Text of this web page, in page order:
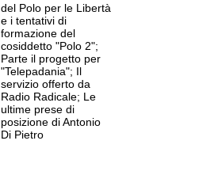
del Polo per le Libertà
e i tentativi di
formazione del
cosiddetto "Polo 2";
Parte il progetto per
"Telepadania"; Il
servizio offerto da
Radio Radicale; Le
ultime prese di
posizione di Antonio
Di Pietro